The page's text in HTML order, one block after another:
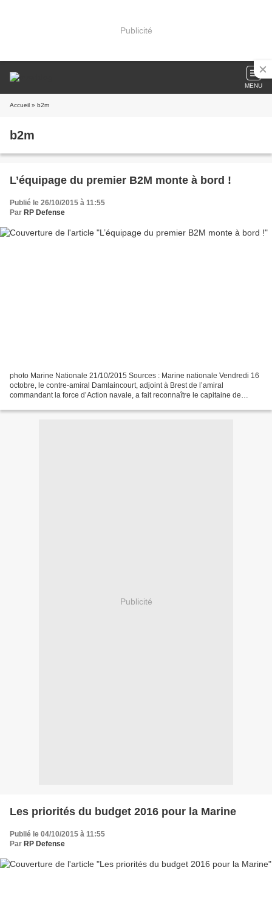
Publicité
MENU
Accueil » b2m
b2m
L’équipage du premier B2M monte à bord !
Publié le 26/10/2015 à 11:55
Par RP Defense
photo Marine Nationale 21/10/2015 Sources : Marine nationale Vendredi 16
octobre, le contre-amiral Damlaincourt, adjoint à Brest de l’amiral
commandant la force d’Action navale, a fait reconnaître le capitaine de
Publicité
Les priorités du budget 2016 pour la Marine
Publié le 04/10/2015 à 11:55
Par RP Defense